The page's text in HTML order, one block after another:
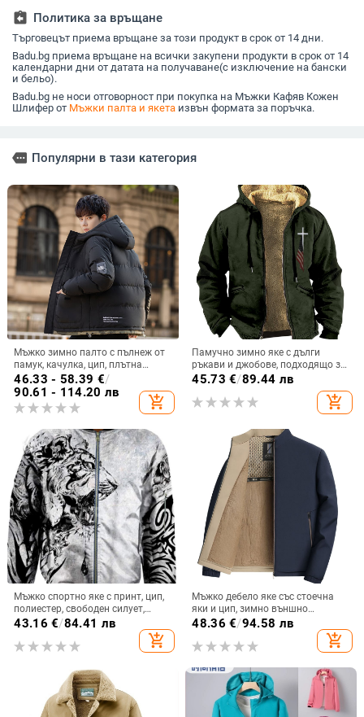
памучно яке
assignment_return Политика за връщане
Търговецът приема връщане за този продукт в срок от 14 дни.
Badu.bg приема връщане на всички закупени продукти в срок от 14
календарни дни от датата на получаване(с изключение на бански
и бельо).
Badu.bg не носи отговорност при покупка на Мъжки Кафяв Кожен
Шлифер от Мъжки палта и якета извън формата за поръчка.
more Популярни в тази категория
Мъжко зимно палто с пълнеж от
памук, качулка, цип, плътна
изолация, корейски стил
46.33 - 58.39 €/
90.61 - 114.20 лв
add_shopping_cart
Памучно зимно яке с дълги
ръкави и джобове, подходящо за
мъже, с европейски и
американски модели, жълта
подплата, 3D дигитален печат,
различни модели, свободно и
45.73 €/89.44 лв
add_shopping_cart
Мъжко спортно яке с принт, цип,
полиестер, свободен силует,
дълъг ръкав
43.16 €/84.41 лв
add_shopping_cart
Мъжко дебело яке със стоечна
яки и цип, зимно външно
облекло, полиестерна подплата
48.36 €/94.58 лв
add_shopping_cart